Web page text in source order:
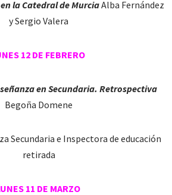
la Catedral de MurciaAlba Fernández
y Sergio Valera
12 DE FEBRERO
en Secundaria. Retrospectiva
Begoña Domene
Secundaria e Inspectora de educación
retirada
11 DE MARZO